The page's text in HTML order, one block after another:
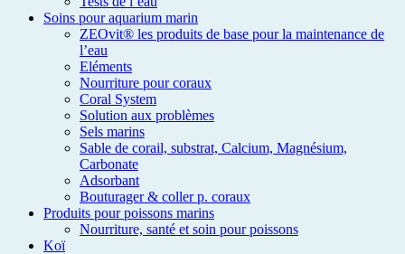
Soins pour aquarium marin
ZEOvit® les produits de base pour la maintenance de
l’eau
Eléments
Nourriture pour coraux
Coral System
Solution aux problèmes
Sels marins
Sable de corail, substrat, Calcium, Magnésium,
Carbonate
Adsorbant
Bouturager & coller p. coraux
Produits pour poissons marins
Nourriture, santé et soin pour poissons
Koï